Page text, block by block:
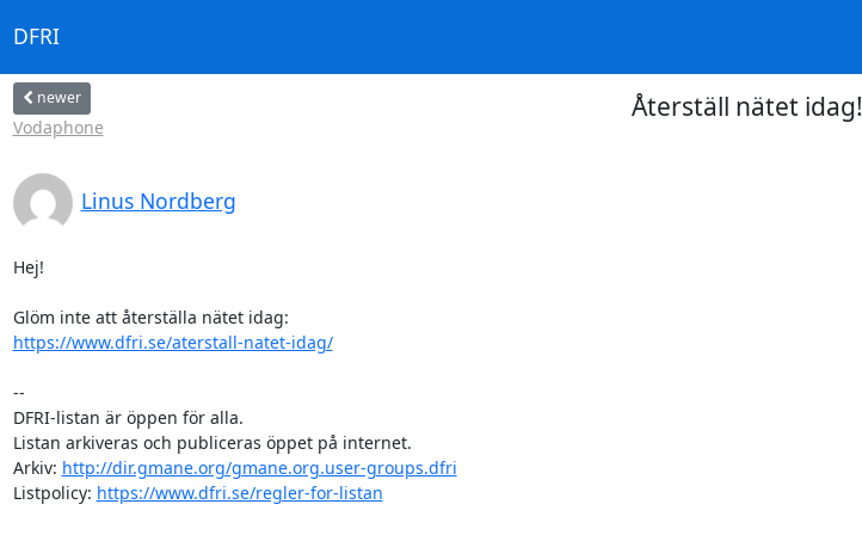
DFRI
newer
Vodaphone
Återställ nätet idag!
Linus Nordberg
Hej!
https://www.dfri.se/aterstall-natet-idag/
--
DFRI-listan är öppen för alla.
Listan arkiveras och publiceras öppet på internet.
Arkiv: http://dir.gmane.org/gmane.org.user-groups.dfri
Listpolicy: https://www.dfri.se/regler-for-listan